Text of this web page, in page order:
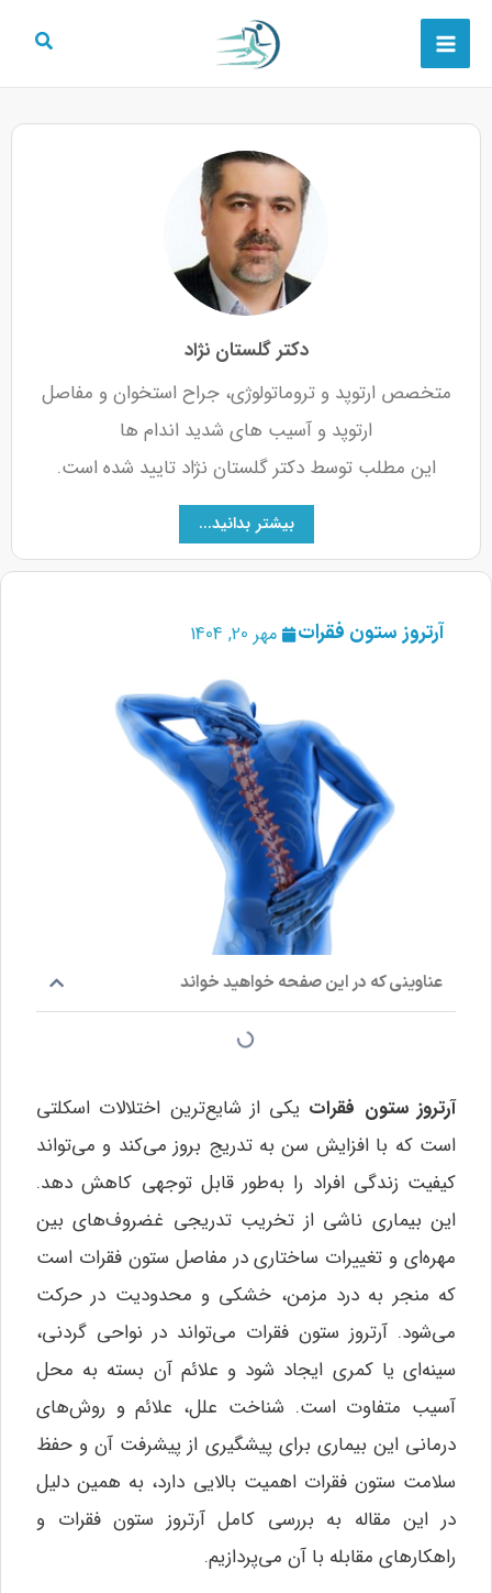
پرش
محتوا
Main
Menu
آرتروز ستون فقرات مهر 20, 1404
عناوینی که در این صفحه خواهید خواند
آرتروز ستون فقرات یکی از شایع‌ترین اختلالات اسکلتی
است که با افزایش سن به تدریج بروز می‌کند و می‌تواند
کیفیت زندگی افراد را به‌طور قابل توجهی کاهش دهد.
این بیماری ناشی از تخریب تدریجی غضروف‌های بین
مهره‌ای و تغییرات ساختاری در مفاصل ستون فقرات است
که منجر به درد مزمن، خشکی و محدودیت در حرکت
می‌شود. آرتروز ستون فقرات می‌تواند در نواحی گردنی،
سینه‌ای یا کمری ایجاد شود و علائم آن بسته به محل
آسیب متفاوت است. شناخت علل، علائم و روش‌های
درمانی این بیماری برای پیشگیری از پیشرفت آن و حفظ
سلامت ستون فقرات اهمیت بالایی دارد، به همین دلیل
در این مقاله به بررسی کامل آرتروز ستون فقرات و
راهکارهای مقابله با آن می‌پردازیم.
دکتر گلستان نژاد
متخصص ارتوپد و تروماتولوژی، جراح استخوان و مفاصل
ارتوپد و آسیب های شدید اندام ها
این مطلب توسط دکتر گلستان نژاد تایید شده است.
بیشتر بدانید...